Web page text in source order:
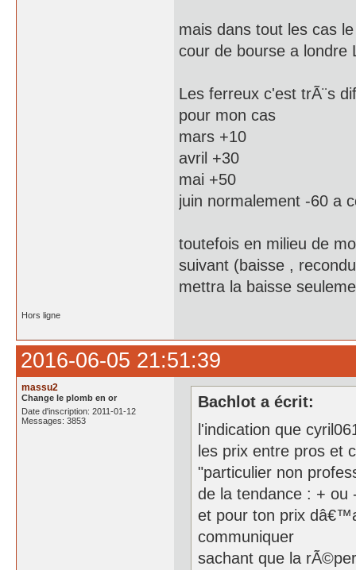
mais dans tout les cas
cour de bourse a londre
Les ferreux c'est trÃ¨s
pour mon cas
mars +10
avril +30
mai +50
juin normalement -60 a
toutefois en milieu de
suivant (baisse ,
mettra la baisse
Hors ligne
2016-06-05 21:51:39
massu2
Change le plomb en or
Date d'inscription: 2011-01-12
Messages: 3853
Bachlot a écrit:
l'indication que
les prix entre pros et
"particulier non
de la tendance : +
et pour ton prix
communiquer
sachant que la